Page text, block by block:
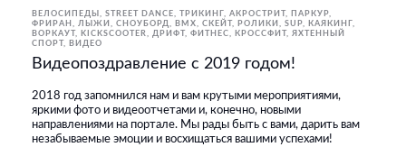
ВЕЛОСИПЕДЫ STREET DANCE
ТРИКИНГ, АКРОСТРИТ, ПАРКУР,
ФРИРАН
ЛЫЖИ, СНОУБОРД BMX, СКЕЙТ, РОЛИКИ SUP
КАЯКИНГ
ВОРКАУТ
KICKSCOOTER ДРИФТ ФИТНЕС, КРОССФИТ
ЯХТЕННЫЙ
СПОРТ
ВИДЕО
Видеопоздравление с 2019 годом!
2018 год запомнился нам и вам крутыми мероприятиями,
яркими фото и видеоотчетами и, конечно, новыми
направлениями на портале. Мы рады быть с вами, дарить вам
незабываемые эмоции и восхищаться вашими успехами!